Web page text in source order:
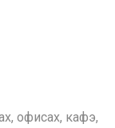
офисах, кафэ,